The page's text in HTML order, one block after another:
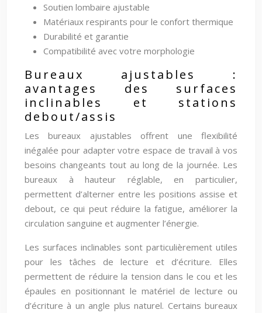
Soutien lombaire ajustable
Matériaux respirants pour le confort thermique
Durabilité et garantie
Compatibilité avec votre morphologie
Bureaux ajustables :
avantages des surfaces
inclinables et stations
debout/assis
Les bureaux ajustables offrent une flexibilité
inégalée pour adapter votre espace de travail à vos
besoins changeants tout au long de la journée. Les
bureaux à hauteur réglable, en particulier,
permettent d’alterner entre les positions assise et
debout, ce qui peut réduire la fatigue, améliorer la
circulation sanguine et augmenter l’énergie.
Les surfaces inclinables sont particulièrement utiles
pour les tâches de lecture et d’écriture. Elles
permettent de réduire la tension dans le cou et les
épaules en positionnant le matériel de lecture ou
d’écriture à un angle plus naturel. Certains bureaux